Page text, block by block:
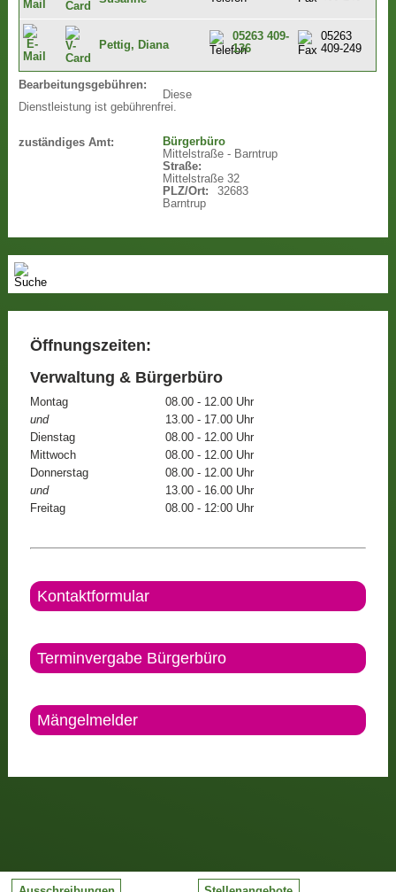
Pettig, Diana
05263 409-
136
05263
409-249
Bearbeitungsgebühren:
Diese
Dienstleistung ist gebührenfrei.
zuständiges Amt:
Bürgerbüro
Mittelstraße - Barntrup
Straße:
Mittelstraße 32
PLZ/Ort:
32683
Barntrup
Öffnungszeiten:
Verwaltung & Bürgerbüro
Montag
08.00 - 12.00 Uhr
und
13.00 - 17.00 Uhr
Dienstag
08.00 - 12.00 Uhr
Mittwoch
08.00 - 12.00 Uhr
Donnerstag
08.00 - 12.00 Uhr
und
13.00 - 16.00 Uhr
Freitag
08.00 - 12:00 Uhr
Kontaktformular
Terminvergabe Bürgerbüro
Mängelmelder